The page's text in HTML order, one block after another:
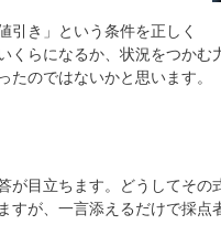
引き」という条件を正しく
らになるか、状況をつかむ
のではないかと思います。
目立ちます。どうしてそ
すが、一言添えるだけで採